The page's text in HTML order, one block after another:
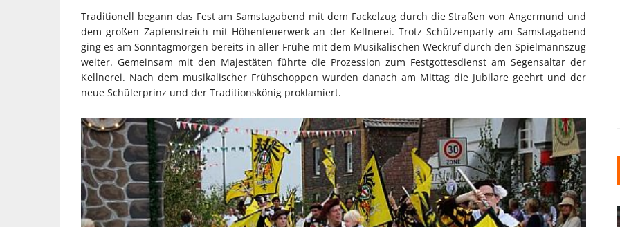
Traditionell begann das Fest am Samstagabend mit dem Fackelzug durch die Straßen von Angermund und
dem großen Zapfenstreich mit Höhenfeuerwerk an der Kellnerei. Trotz Schützenparty am Samstagabend
ging es am Sonntagmorgen bereits in aller Frühe mit dem Musikalischen Weckruf durch den Spielmannszug
weiter. Gemeinsam mit den Majestäten führte die Prozession zum Festgottesdienst am Segensaltar der
Kellnerei. Nach dem musikalischer Frühschoppen wurden danach am Mittag die Jubilare geehrt und der
neue Schülerprinz und der Traditionskönig proklamiert.